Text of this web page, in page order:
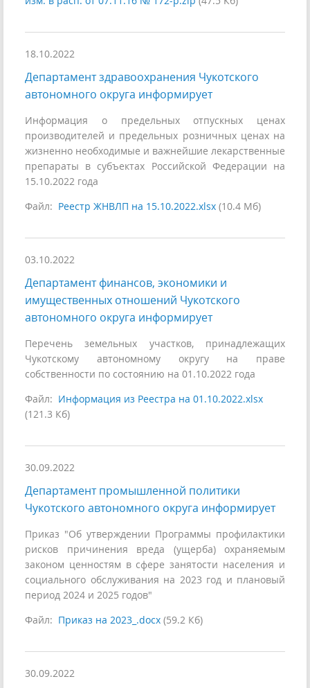
18.10.2022
Департамент здравоохранения Чукотского
автономного округа информирует
Информация о предельных отпускных ценах
производителей и предельных розничных ценах на
жизненно необходимые и важнейшие лекарственные
препараты в субъектах Российской Федерации на
15.10.2022 года
Файл: Реестр ЖНВЛП на 15.10.2022.xlsx (10.4 Мб)
03.10.2022
Департамент финансов, экономики и
имущественных отношений Чукотского
автономного округа информирует
Перечень земельных участков, принадлежащих
Чукотскому автономному округу на праве
собственности по состоянию на 01.10.2022 года
Файл: Информация из Реестра на 01.10.2022.xlsx
(121.3 Кб)
30.09.2022
Департамент промышленной политики
Чукотского автономного округа информирует
Приказ "Об утверждении Программы профилактики
рисков причинения вреда (ущерба) охраняемым
законом ценностям в сфере занятости населения и
социального обслуживания на 2023 год и плановый
период 2024 и 2025 годов"
Файл: Приказ на 2023_.docx (59.2 Кб)
30.09.2022